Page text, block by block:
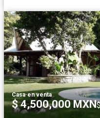
Casa·en venta
$ 4,500,000 MXN